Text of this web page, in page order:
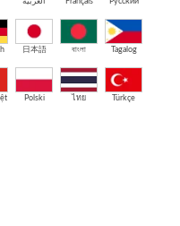
日本語 বাংলা Tagalog
Polski ไทย Türkçe